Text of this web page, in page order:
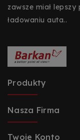
zawsze miał
ładowaniu auta..
Produkty
Nasza Firma
Twoje Konto